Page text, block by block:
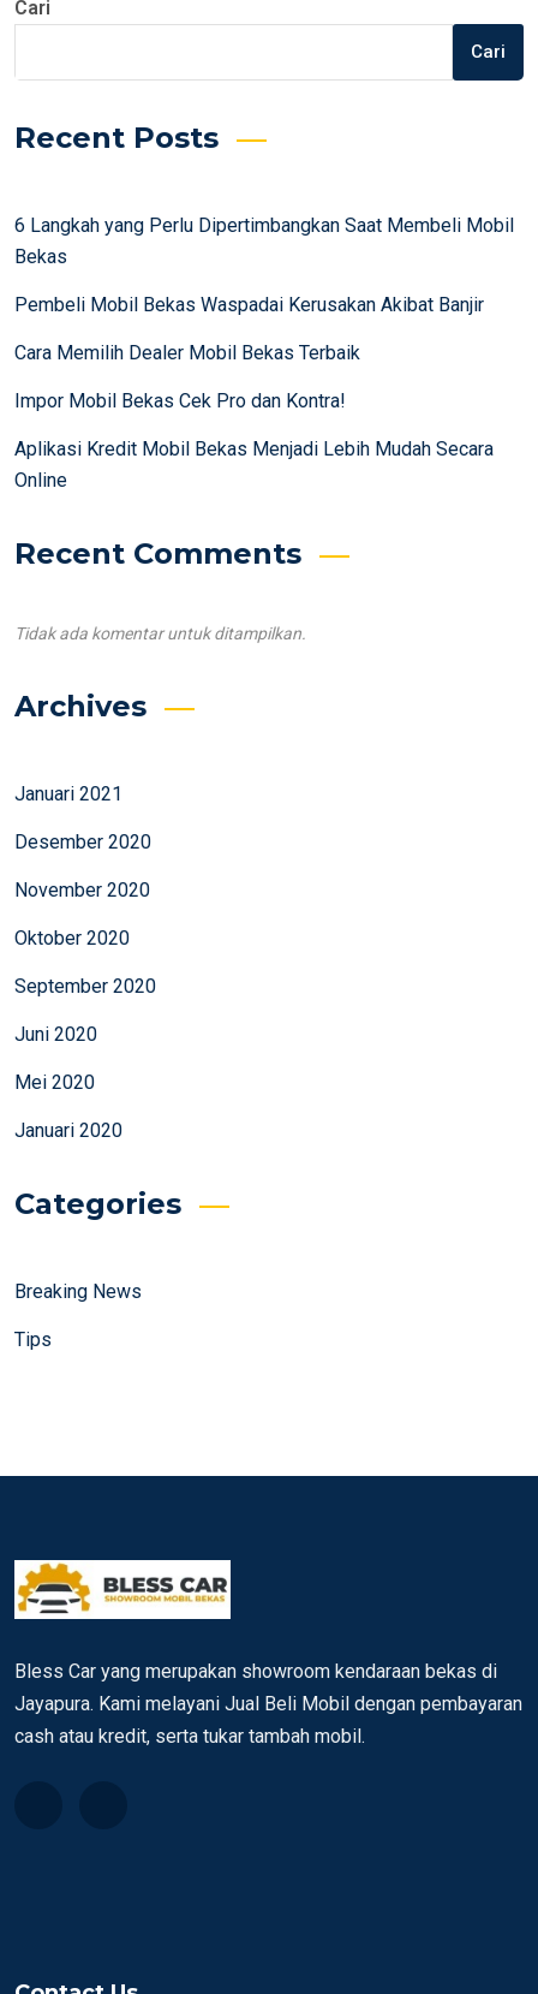
Cari
Cari
Recent Posts
6 Langkah yang Perlu Dipertimbangkan Saat Membeli Mobil
Bekas
Pembeli Mobil Bekas Waspadai Kerusakan Akibat Banjir
Cara Memilih Dealer Mobil Bekas Terbaik
Impor Mobil Bekas Cek Pro dan Kontra!
Aplikasi Kredit Mobil Bekas Menjadi Lebih Mudah Secara
Online
Recent Comments
Tidak ada komentar untuk ditampilkan.
Archives
Januari 2021
Desember 2020
November 2020
Oktober 2020
September 2020
Juni 2020
Mei 2020
Januari 2020
Categories
Breaking News
Tips
Bless Car yang merupakan showroom kendaraan bekas di
Jayapura. Kami melayani Jual Beli Mobil dengan pembayaran
cash atau kredit, serta tukar tambah mobil.